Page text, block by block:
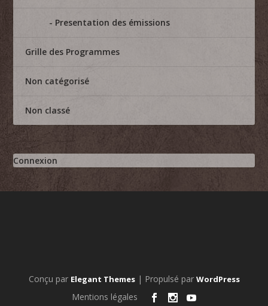
Presentation des émissions
Grille des Programmes
Non catégorisé
Non classé
Connexion
Conçu par Elegant Themes| Propulsé par WordPress
Mentions légales